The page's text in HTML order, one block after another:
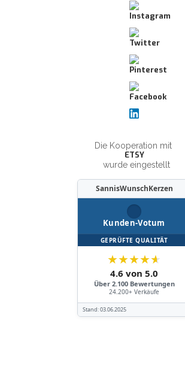
Die Kooperation mit
ETSY
wurde eingestellt
SannisWunschKerzen
Kunden-Votum
GEPRÜFTE QUALITÄT
★★★★★
4.6 von 5.0
Über 2.100 Bewertungen
24.200+ Verkäufe
Stand:03.06.2025